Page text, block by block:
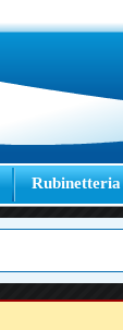
Rubinetteria